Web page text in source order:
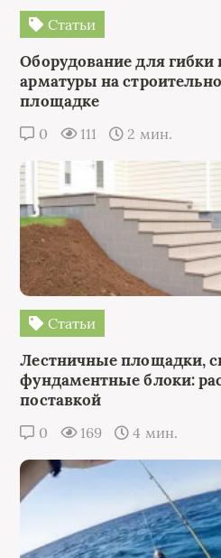
Статьи
Оборудование для гибки
арматуры на
площадке
0 111 2 мин.
Статьи
Лестничные площадки,
фундаментные блоки:
поставкой
0 169 4 мин.